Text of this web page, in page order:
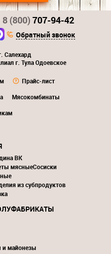
Салехард
г. Тула Одоевское
Прайс-лист
Мясокомбинаты
8 (800)707-94-42
Обратный звонок
ВК
мясныеСосиски
из субпродуктов
и майонезы